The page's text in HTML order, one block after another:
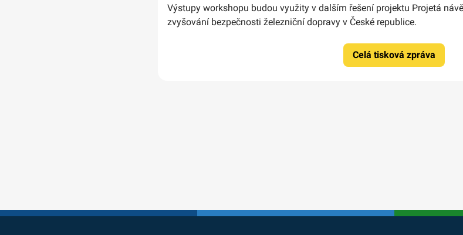
Výstupy workshopu budou využity v dalším řešení projektu Projetá
zvyšování bezpečnosti železniční dopravy v České republice.
Celá tisková zpráva